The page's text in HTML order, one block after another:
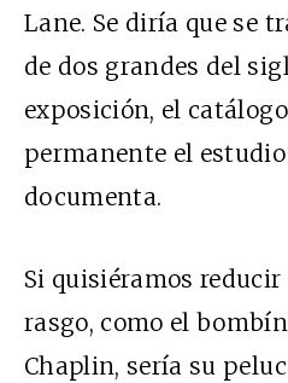
Lane. Se diría que se
de dos grandes del
exposición, el
permanente el
documenta.
Si quisiéramos
rasgo, como el
Chaplin, sería su